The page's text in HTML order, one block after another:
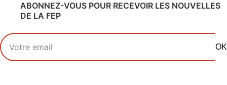
ABONNEZ-VOUS POUR RECEVOIR LES NOUVELLES
DE LA FEP
Votre adresse email
OK